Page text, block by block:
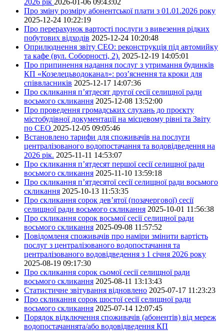
2026 рік 2026-01-06 09:43:02
Про зміну розміру абонентської плати з 01.01.2026 року
2025-12-24 10:22:19
Про перерахунок вартості послуги з вивезення рідких
побутових відходів 2025-12-24 10:20:48
Оприлюднення звіту СЕО: реконструкція під автомийку
та кафе (вул. Соборності, 2). 2025-12-19 14:05:01
Про припинення надання послуг з утримання будинків
КП «Козелецьводоканал»: роз’яснення та кроки для
співвласників 2025-12-17 14:07:36
Про скликання п’ятдесят другої сесії селищної ради
восьмого скликання 2025-12-08 13:52:00
Про проведення громадських слухань до проєкту
містобудівної документації на місцевому рівні та Звіту
по СЕО 2025-12-05 09:05:46
Встановлено тарифи для споживачів на послуги
централізованого водопостачання та водовідведення на
2026 рік. 2025-11-11 14:53:07
Про скликання п’ятдесят першої сесії селищної ради
восьмого скликання 2025-11-10 13:59:18
Про скликання п’ятдесятої сесії селищної ради восьмого
скликання 2025-10-13 11:53:35
Про скликання сорок дев’ятої (позачергової) сесії
селищної ради восьмого скликання 2025-10-01 11:56:38
Про скликання сорок восьмої сесії селищної ради
восьмого скликання 2025-09-08 11:57:52
Повідомленя споживачів про наміри змінити вартість
послуг з централізованого водопостачання та
централізованого водовідведення з 1 січня 2026 року
2025-08-19 09:17:30
Про скликання сорок сьомої сесії селищної ради
восьмого скликання 2025-08-11 13:13:43
Статистичне звітування відновлено 2025-07-17 11:23:23
Про скликання сорок шостої сесії селищної ради
восьмого скликання 2025-07-14 12:07:45
Порядок відключення споживачів (абонентів) від мереж
водопостачаннята/або водовідведення КП